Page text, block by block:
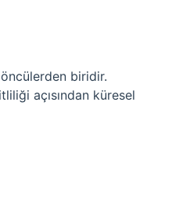
biridir.
açısından küresel